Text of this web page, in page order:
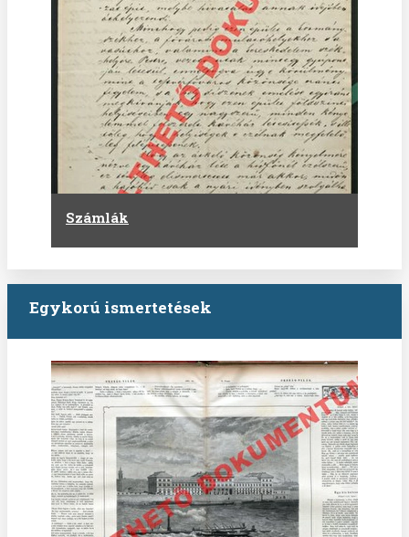
Számlák
Egykorú ismertetések